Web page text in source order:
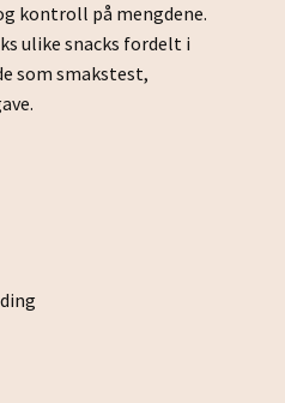
kontroll på mengdene.
ulike snacks fordelt i
som smakstest,